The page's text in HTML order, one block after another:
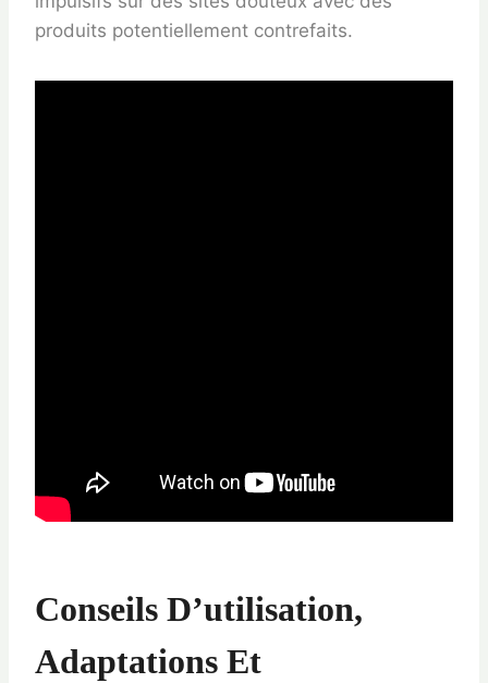
produits potentiellement contrefaits.
Conseils D’utilisation,
Adaptations Et